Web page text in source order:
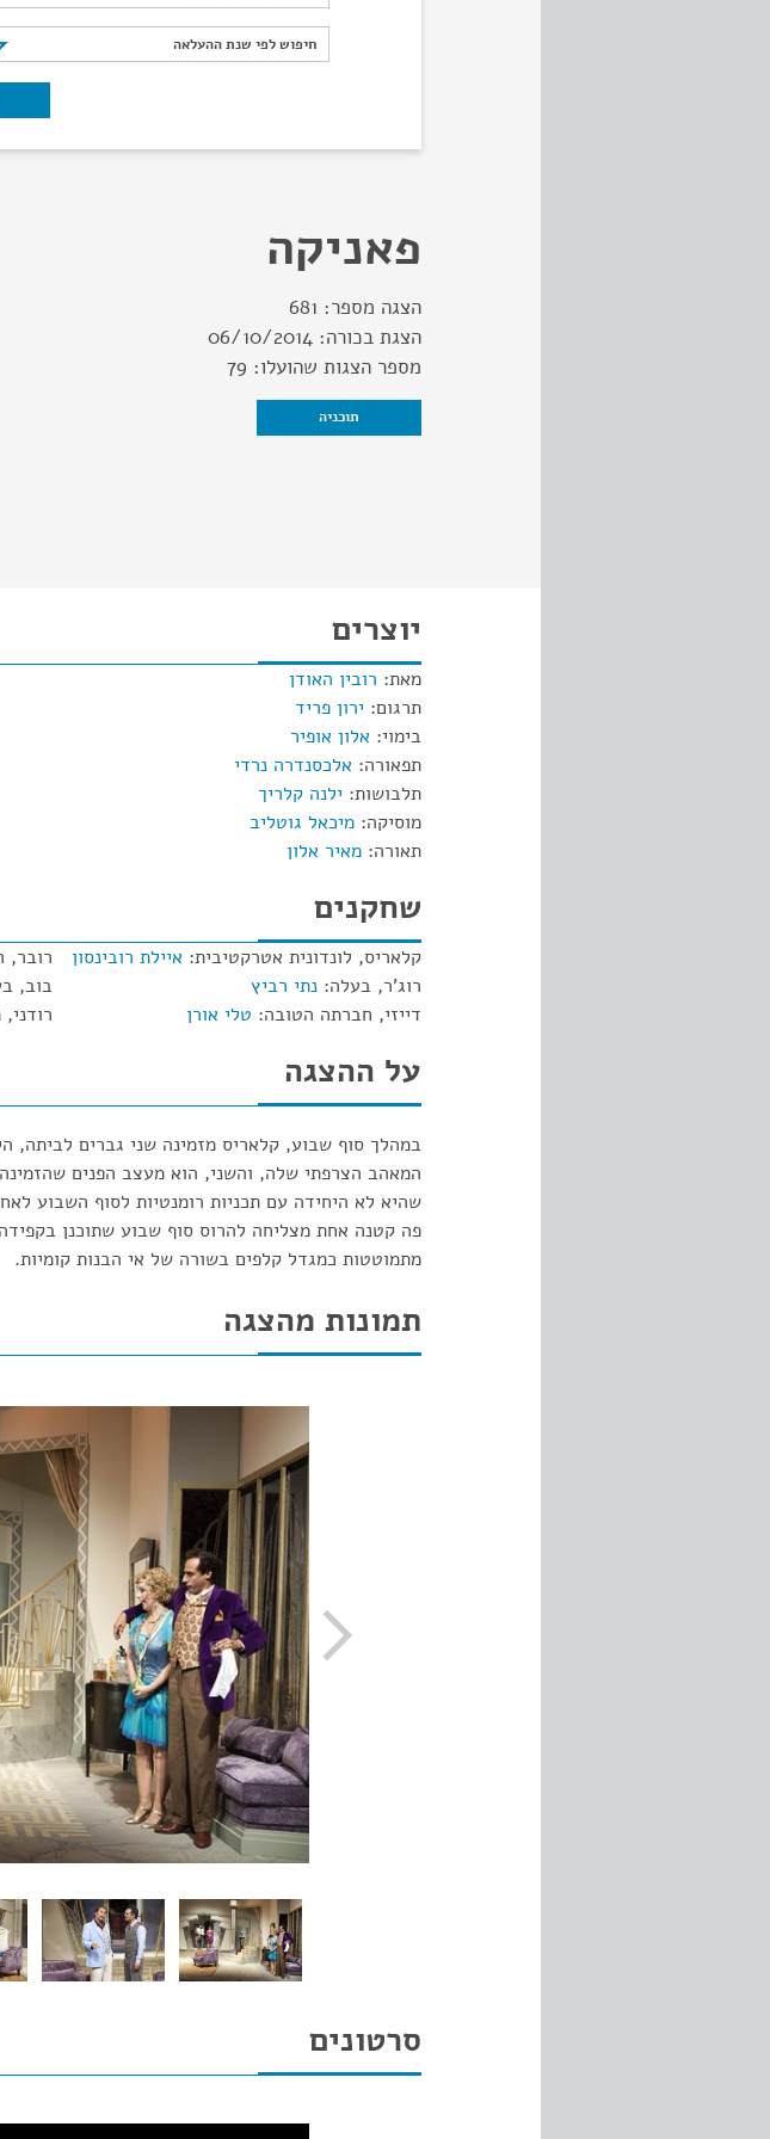
חיפוש לפי שנת ההעלאה
חיפוש לפי שנת ההעלאה
פאניקה
הצגה מספר: 681
הצגת בכורה: 06/10/2014
מספר הצגות שהועלו: 79
תוכניה
יוצרים
מאת: רובין האודן
תרגום: ירון פריד
בימוי: אלון אופיר
תפאורה: אלכסנדרה נרדי
תלבושות: ילנה קלריך
מוסיקה: מיכאל גוטליב
תאורה: מאיר אלון
שחקנים
קלאריס, לונדונית אטרקטיבית: איילת רובינסון
רוג'ר, בעלה: נתי רביץ
דייזי, חברתה הטובה: טלי אורן
רובר,
בוב,
על ההצגה
במהלך סוף שבוע, קלאריס מזמינה שני גברים לביתה,
המאהב הצרפתי שלה, והשני, הוא מעצב הפנים
שהיא לא היחידה עם תכניות רומנטיות לסוף השבוע
פה קטנה אחת מצליחה להרוס סוף שבוע שתוכנן
מתמוטטות כמגדל קלפים בשורה של אי הבנות קומיות.
תמונות מהצגה
סרטונים